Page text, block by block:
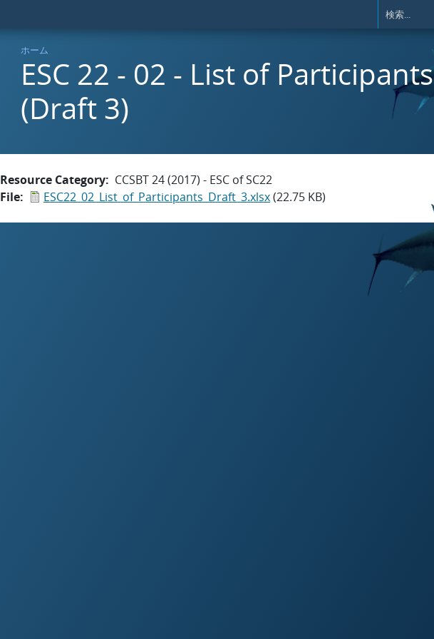
ホーム
ESC 22 - 02 - List of Participants
(Draft 3)
Resource Category
CCSBT 24 (2017) - ESC of SC22
File
ESC22_02_List_of_Participants_Draft_3.xlsx(22.75 KB)